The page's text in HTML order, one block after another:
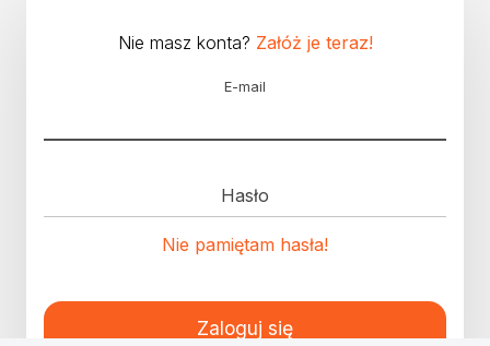
Nie masz konta? Załóż je teraz!
E-mail
Hasło
Nie pamiętam hasła!
Zaloguj się